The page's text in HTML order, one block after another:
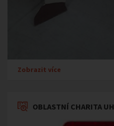
Zobrazit více
OBLASTNÍ CHARITA UH